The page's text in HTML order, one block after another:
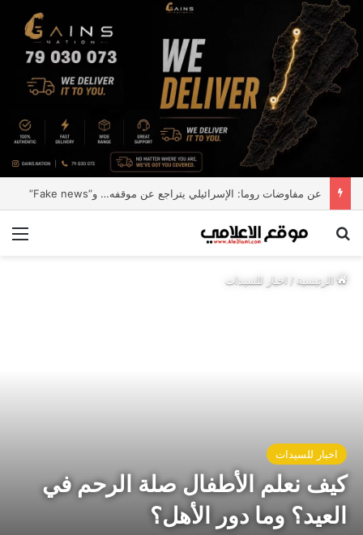
عن مفاوضات روما: الإسرائيلي يتراجع عن موقفه… و”Fake news”
بحث عن
الرئيسية/ اخبار للسيدات
اخبار للسيدات
كيف نعلم الأطفال صلة الرحم في
العيد؟ وما دور الأهل؟